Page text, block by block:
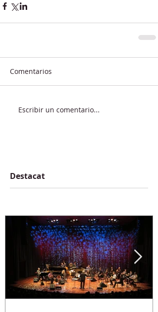
Comentarios
Escribir un comentario...
Destacat